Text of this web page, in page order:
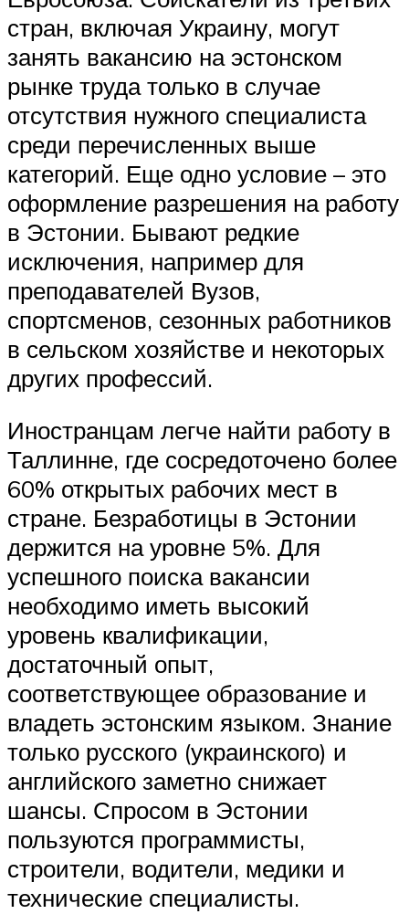
стран, включая Украину, могут
занять вакансию на эстонском
рынке труда только в случае
отсутствия нужного специалиста
среди перечисленных выше
категорий. Еще одно условие – это
оформление разрешения на работу
в Эстонии. Бывают редкие
исключения, например для
преподавателей Вузов,
спортсменов, сезонных работников
в сельском хозяйстве и некоторых
других профессий.
Иностранцам легче найти работу в
Таллинне, где сосредоточено более
60% открытых рабочих мест в
стране. Безработицы в Эстонии
держится на уровне 5%. Для
успешного поиска вакансии
необходимо иметь высокий
уровень квалификации,
достаточный опыт,
соответствующее образование и
владеть эстонским языком. Знание
только русского (украинского) и
английского заметно снижает
шансы. Спросом в Эстонии
пользуются программисты,
строители, водители, медики и
технические специалисты.